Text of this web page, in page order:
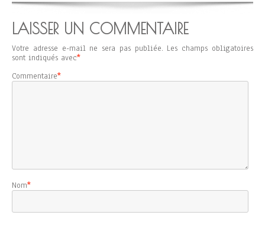
LAISSER UN COMMENTAIRE
Votre adresse e-mail ne sera pas publiée. Les champs obligatoires
sont indiqués avec*
Commentaire*
Nom*